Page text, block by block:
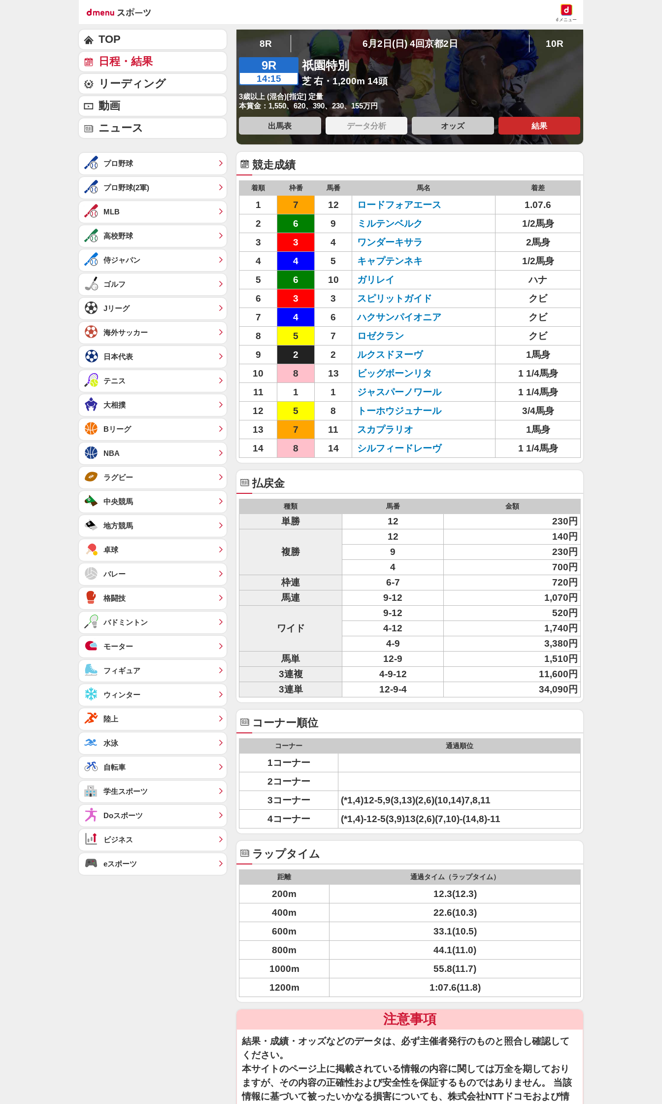
dメニュー
8R 6月2日(日) 4回京都2日 10R
9R
14:15
祇園特別
芝 右・1,200m 14頭
3歳以上 (混合)[指定] 定量
本賞金：1,550、620、390、230、155万円
出馬表 データ分析 オッズ 結果
競走成績
着順 枠番 馬番 馬名 着差
1 7 12 ロードフォアエース
1.07.6
2
6 9 ミルテンベルク
1/2馬身
3
3 4 ワンダーキサラ
2馬身
4
4 5 キャプテンネキ
1/2馬身
5
6 10 ガリレイ
ハナ
6
3 3 スピリットガイド
クビ
7
4 6 ハクサンパイオニア
クビ
8
5 7 ロゼクラン
クビ
9
2 2 ルクスドヌーヴ
1馬身
10
8 13 ビッグボーンリタ
1 1/4馬身
11
1 1 ジャスパーノワール
1 1/4馬身
12
5 8 トーホウジュナール
3/4馬身
13
7 11 スカプラリオ
1馬身
14
8 14 シルフィードレーヴ 1 1/4馬身
払戻金
種類 馬番 金額
単勝 12 230円
複勝
12
140円
9
230円
4
700円
枠連
6-7
720円
馬連
9-12 1,070円
ワイド
9-12
520円
4-12
1,740円
4-9
3,380円
馬単
12-9
1,510円
3連複
4-9-12
11,600円
3連単
12-9-4 34,090円
コーナー順位
コーナー 通過順位
1コーナー
2コーナー
3コーナー
(*1,4)12-5,9(3,13)(2,6)(10,14)7,8,11
4コーナー
(*1,4)-12-5(3,9)13(2,6)(7,10)-(14,8)-11
ラップタイム
距離 通過タイム（ラップタイム）
200m
12.3(12.3)
400m
22.6(10.3)
600m
33.1(10.5)
800m
44.1(11.0)
1000m
55.8(11.7)
1200m
1:07.6(11.8)
注意事項
結果・成績・オッズなどのデータは、必ず主催者発行のものと照合し確認して
ください。
本サイトのページ上に掲載されている情報の内容に関しては万全を期しており
ますが、その内容の正確性および安全性を保証するものではありません。 当該
情報に基づいて被ったいかなる損害についても、株式会社NTTドコモおよび情
TOP
日程・結果
リーディング
動画
ニュース
プロ野球
プロ野球(2軍)
MLB
高校野球
侍ジャパン
ゴルフ
Jリーグ
海外サッカー
日本代表
テニス
大相撲
Bリーグ
NBA
ラグビー
中央競馬
地方競馬
卓球
バレー
格闘技
バドミントン
モーター
フィギュア
ウィンター
陸上
水泳
自転車
学生スポーツ
Doスポーツ
ビジネス
eスポーツ